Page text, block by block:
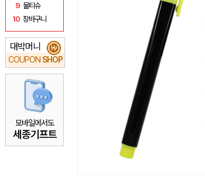
9 물티슈
10 장바구니
대박머니
COUPON SHOP
₩
모바일에서도
세종기프트